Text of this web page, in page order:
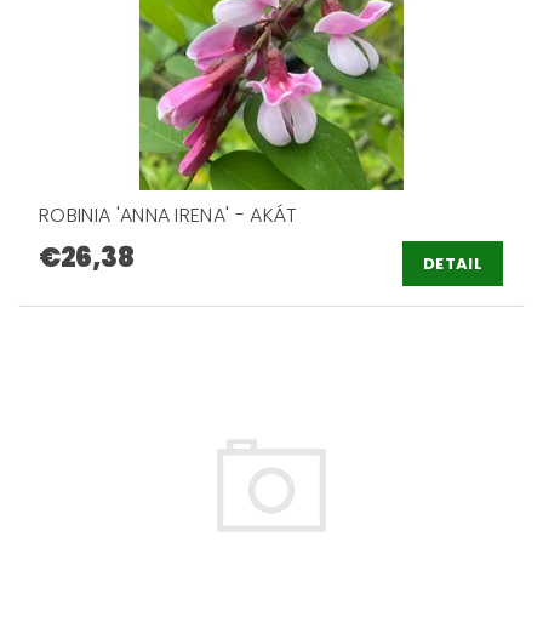
ROBINIA 'ANNA IRENA' - AKÁT
€26,38 DETAIL